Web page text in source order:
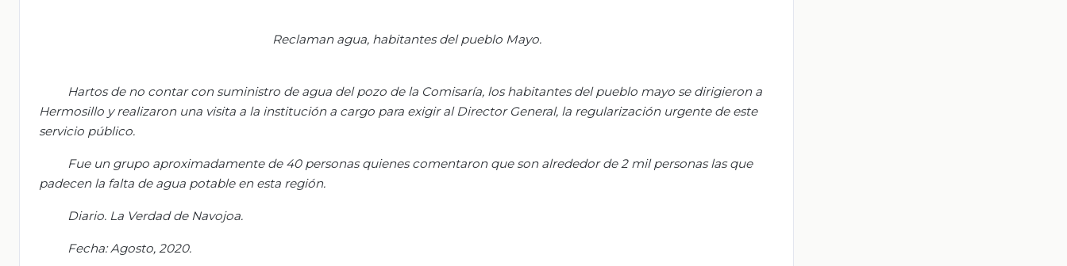
Reclaman agua,habitantes del pueblo Mayo.
Hartos de no contar con suministro de agua del pozo de la Comisaría, los habitantes del pueblo mayo se dirigieron a
Hermosillo y realizaron una visita a la institución a cargo para exigir al Director General, la regularización urgente de este
servicio público.
Fue un grupo aproximadamente de 40 personas quienes comentaron que son alrededor de 2 mil personas las que
padecen la falta de agua potable en esta región.
Diario. La Verdad de Navojoa.
Fecha: Agosto, 2020.